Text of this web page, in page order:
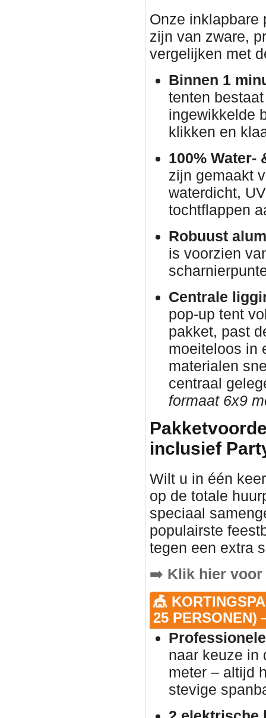
Onze inklapbare
zijn van zware,
vergelijken met
Binnen 1
tenten
ingewikkelde
klikken en
100% Water-
zijn gemaakt
waterdicht,
tochtflappen
Robuust
is voorzien
Centrale
pop-up tent
pakket, past
moeiteloos in
materialen
centraal
formaat 6x9
inclusief
Wilt u in één
op de totale
speciaal
populairste
tegen een extra
➡️ Klik hier
🎪
25 PERSONEN)
naar keuze in
meter – altijd
stevige